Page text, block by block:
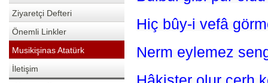
Ziyaretçi Defteri
Önemli Linkler
Musikişinas Atatürk
İletişim
Hiç bûy-i vefâ
Nerm eylemez